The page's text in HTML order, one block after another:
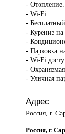
- Отопление.
- Wi-Fi.
-
- Курение на
-
- Парковка
- Wi-Fi
-
- Уличная
Адрес
Россия, г.
Россия, г.